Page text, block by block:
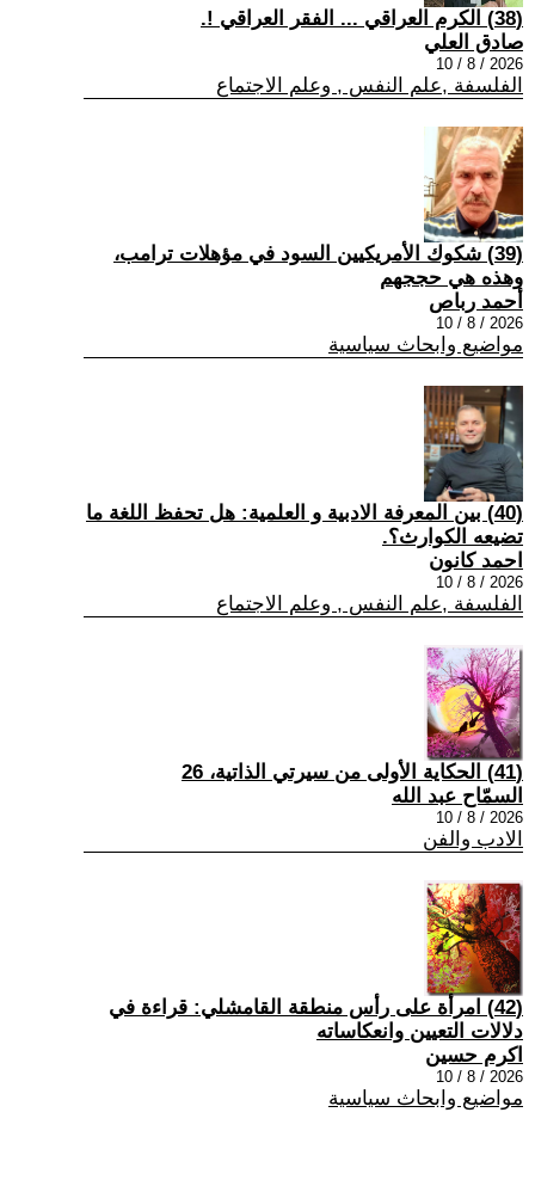
(38) الكرم العراقي ... الفقر العراقي !.
صادق العلي
2026 / 8 / 10
الفلسفة ,علم النفس , وعلم الاجتماع
(39) شكوك الأمريكيين السود في مؤهلات ترامب،
وهذه هي حججهم
أحمد رباص
2026 / 8 / 10
مواضيع وابحاث سياسية
(40) بين المعرفة الادبية و العلمية: هل تحفظ اللغة ما
تضيعه الكوارث؟.
احمد كانون
2026 / 8 / 10
الفلسفة ,علم النفس , وعلم الاجتماع
(41) الحكاية الأولى من سيرتي الذاتية، 26
السمّاح عبد الله
2026 / 8 / 10
الادب والفن
(42) امرأة على رأس منطقة القامشلي: قراءة في
دلالات التعيين وانعكاساته
اكرم حسين
2026 / 8 / 10
مواضيع وابحاث سياسية